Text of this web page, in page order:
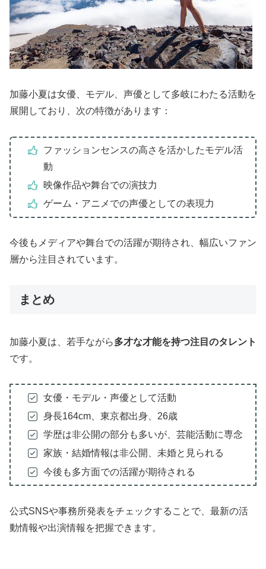
加藤小夏は女優、モデル、声優として多岐にわたる活動を
展開しており、次の特徴があります：
ファッションセンスの高さを活かしたモデル活
動
映像作品や舞台での演技力
ゲーム・アニメでの声優としての表現力
今後もメディアや舞台での活躍が期待され、幅広いファン
層から注目されています。
まとめ
加藤小夏は、若手ながら多才な才能を持つ注目のタレント
です。
女優・モデル・声優として活動
身長164cm、東京都出身、26歳
学歴は非公開の部分も多いが、芸能活動に専念
家族・結婚情報は非公開、未婚と見られる
今後も多方面での活躍が期待される
公式SNSや事務所発表をチェックすることで、最新の活
動情報や出演情報を把握できます。